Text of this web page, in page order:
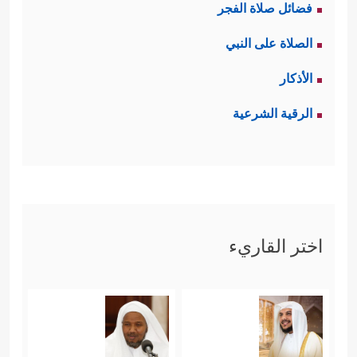
كالانتماء للنسب والأرض واللون والطبقة
الاجتماعية.
خامسًا: والكافرون أيضًا لهم سندهم
وصراع حتمي على الأرض﴿فِئَةࣱ تُقَـٰتِلُ فِی
فضائل صلاة الفجر
الصلاة على النبي
الأذكار
الرقية الشرعية
اختر القاريء